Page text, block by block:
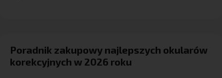
Poradnik zakupowy najlepszych okularów
korekcyjnych w 2026 roku